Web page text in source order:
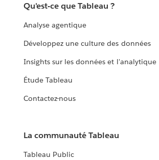
Qu'est-ce que Tableau ?
Analyse agentique
Développez une culture des données
Insights sur les données et l'analytique
Étude Tableau
Contactez-nous
La communauté Tableau
Tableau Public